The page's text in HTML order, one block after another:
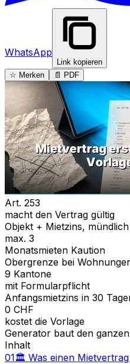
WhatsApp
Link kopieren
☆ Merken
📄 PDF
Art. 253
macht den Vertrag gültig
Objekt + Mietzins,
max. 3
Monatsmieten Kaution
Obergrenze bei
9 Kantone
mit Formularpflicht
Anfangsmietzins in 30
0 CHF
kostet die Vorlage
Generator baut den
Inhalt
01🏛️ Was einen